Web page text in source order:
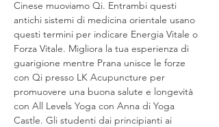
Cinese muoviamo Qi. Entrambi questi
antichi sistemi di medicina orientale usano
questi termini per indicare Energia Vitale o
Forza Vitale. Migliora la tua esperienza di
guarigione mentre Prana unisce le forze
con Qi presso LK Acupuncture per
promuovere una buona salute e longevità
con All Levels Yoga con Anna di Yoga
Castle. Gli studenti dai principianti ai